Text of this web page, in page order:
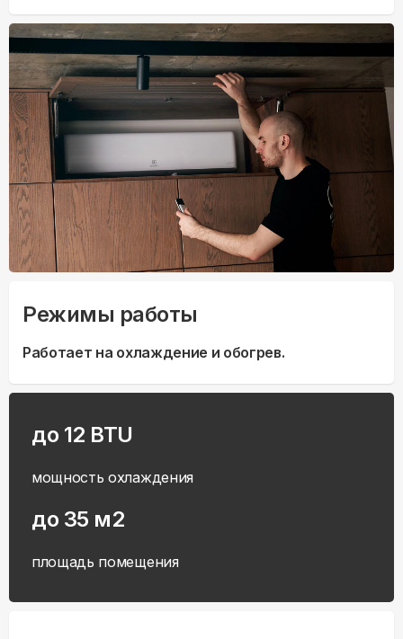
Режимы работы
Работает на охлаждение и обогрев.
до 12 BTU
мощность охлаждения
до 35 м2
площадь помещения